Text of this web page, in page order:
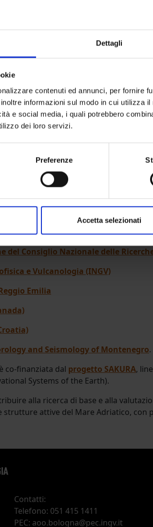
Dettagli
contenuti ed annunci, per fornire
informazioni sul modo in cui utilizza
e social media, i quali potrebbero
dei loro servizi.
Preferenze
Accetta selezionati
TRACE
Seismic Experiment
oceanografica TRACE (South
studio della struttura geologica
Esclusive di Italia, Croazia e
di 20 sismometri sul fondo
un anno, registrando la sismicità
internazionale tra:
Consiglio Nazionale delle Ricerche
e Vulcanologia (INGV)
Emilia
and Seismology of Montenegro.
co-finanziata dal progetto SAKURA,
Systems of the Earth).
alla ricerca di base e alla
strutture attive del Mare Adriatico, con
Contatti:
Telefono: 051 415 1411
PEC: aoo.bologna@pec.ingv.it